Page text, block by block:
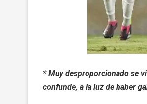
* Muy desproporcionado se
confunde, a la luz de haber